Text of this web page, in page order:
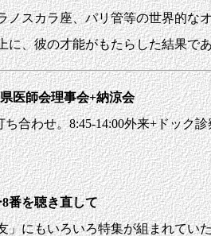
スカラ座、パリ管等の世界的な
、彼の才能がもたらした結果で
医師会理事会+納涼会
合わせ。8:45-14:00外来+ドック
番を聴き直して
にもいろいろ特集が組まれてい